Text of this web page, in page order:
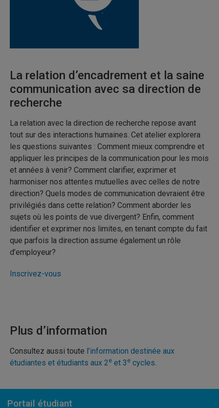
La relation d’encadrement et la saine
communication avec sa direction de
recherche
La relation avec la direction de recherche repose avant
tout sur des interactions humaines. Cet atelier explorera
les questions suivantes : Comment mieux comprendre et
appliquer les principes de la communication pour les mois
et années à venir? Comment clarifier, exprimer et
harmoniser nos attentes mutuelles avec celles de notre
direction? Quels modes de communication devraient être
privilégiés dans cette relation? Comment aborder les
sujets où les points de vue divergent? Enfin, comment
identifier et exprimer nos limites, en tenant compte du fait
que parfois la direction assume également un rôle
d’employeur?
Inscrivez-vous
Plus d’information
Consultez aussi toute l’information destinée aux
étudiantes et étudiants aux 2e et 3 e cycles.
Portail étudiant